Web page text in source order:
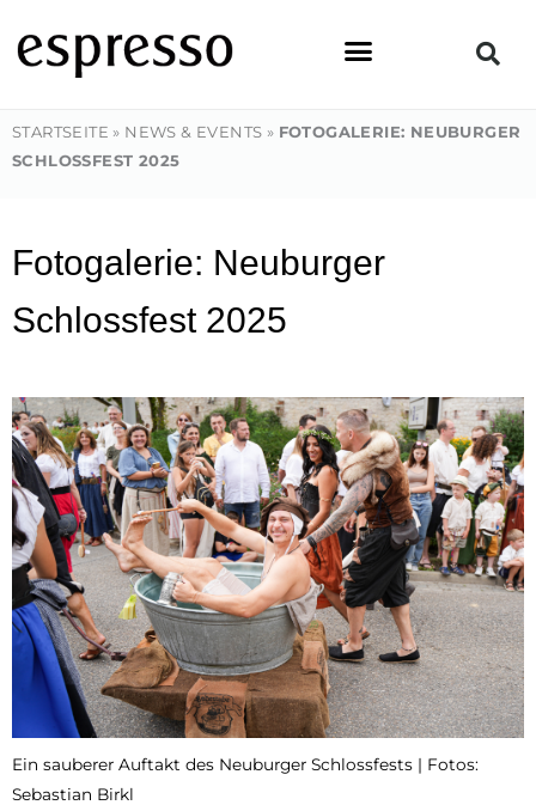
Inhalt
springen
STARTSEITE » NEWS & EVENTS » FOTOGALERIE: NEUBURGER
SCHLOSSFEST 2025
Fotogalerie: Neuburger
Schlossfest 2025
Ein sauberer Auftakt des Neuburger Schlossfests | Fotos:
Sebastian Birkl